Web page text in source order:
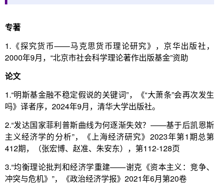
专著
1.《探究货币——马克思货币理论研究》，京华出版社，
2000年9月，“北京市社会科学理论著作出版基金”资助
论文
1.“明斯基金融不稳定假说的关键词”，《“大萧条”会再次发生
吗》译者序，2024年9月，清华大学出版社。
2.“发达国家菲利普斯曲线为何逐渐失效？——基于后凯恩斯
主义经济学的分析”，《上海经济研究》2023年第1期总第
412期，（张宏博、赵准、朱安东），第112-128页
3.“均衡理论批判和经济学重建——谢克《资本主义：竞争、
冲突与危机》”，《政治经济学报》2021年6月第20卷